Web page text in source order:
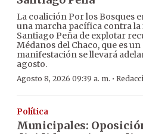
La coalición Por los Bosques
una marcha pacífica contra
Santiago Peña de explotar
Médanos del Chaco, que es
manifestación se llevará
agosto.
Agosto 8, 2026 09:39 a. m. ·
Política
Municipales: